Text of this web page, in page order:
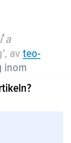
av teo-
inom
för att